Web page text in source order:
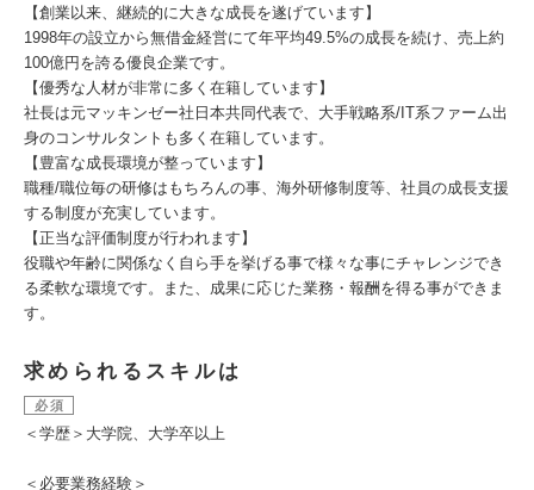
【創業以来、継続的に大きな成長を遂げています】
1998年の設立から無借金経営にて年平均49.5%の成長を続け、売上約
100億円を誇る優良企業です。
【優秀な人材が非常に多く在籍しています】
社長は元マッキンゼー社日本共同代表で、大手戦略系/IT系ファーム出
身のコンサルタントも多く在籍しています。
【豊富な成長環境が整っています】
職種/職位毎の研修はもちろんの事、海外研修制度等、社員の成長支援
する制度が充実しています。
【正当な評価制度が行われます】
役職や年齢に関係なく自ら手を挙げる事で様々な事にチャレンジでき
る柔軟な環境です。また、成果に応じた業務・報酬を得る事ができま
す。
求められるスキルは
必須
＜学歴＞大学院、大学卒以上
＜必要業務経験＞